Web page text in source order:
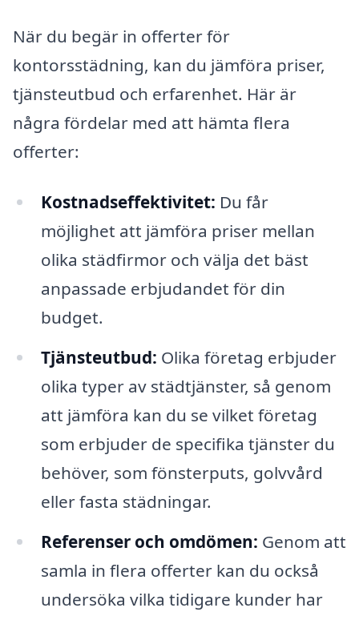
När du begär in offerter för
kontorsstädning, kan du jämföra priser,
tjänsteutbud och erfarenhet. Här är
några fördelar med att hämta flera
offerter:
Kostnadseffektivitet: Du får
möjlighet att jämföra priser mellan
olika städfirmor och välja det bäst
anpassade erbjudandet för din
budget.
Tjänsteutbud: Olika företag erbjuder
olika typer av städtjänster, så genom
att jämföra kan du se vilket företag
som erbjuder de specifika tjänster du
behöver, som fönsterputs, golvvård
eller fasta städningar.
Referenser och omdömen: Genom att
samla in flera offerter kan du också
undersöka vilka tidigare kunder har